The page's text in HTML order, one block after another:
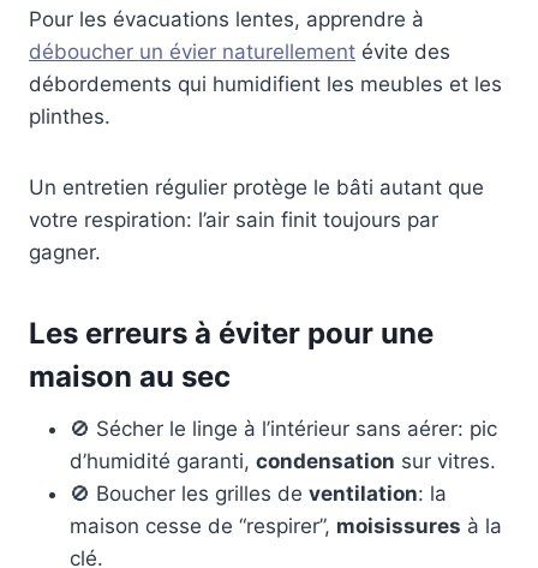
Pour les évacuations lentes, apprendre à
déboucher un évier naturellement évite des
débordements qui humidifient les meubles et les
plinthes.
Un entretien régulier protège le bâti autant que
votre respiration: l’air sain finit toujours par
gagner.
Les erreurs à éviter pour une
maison au sec
🚫 Sécher le linge à l’intérieur sans aérer: pic
d’humidité garanti, condensation sur vitres.
🚫 Boucher les grilles de ventilation: la
maison cesse de “respirer”, moisissures à la
clé.